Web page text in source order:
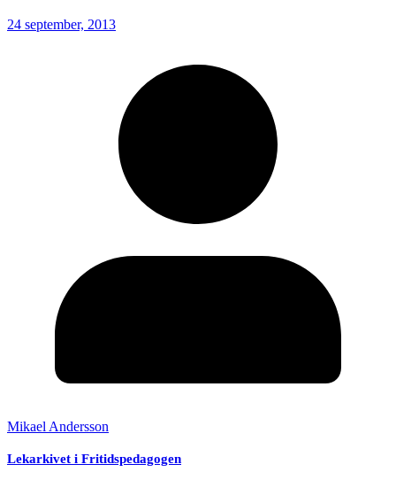
24 september, 2013
Mikael Andersson
Lekarkivet i Fritidspedagogen